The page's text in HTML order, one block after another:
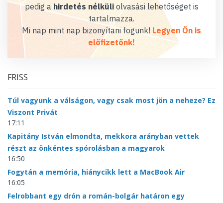
pedig a hirdetés nélküliolvasási lehetőséget is
tartalmazza.
Mi nap mint nap bizonyítani fogunk! Legyen Ön is
előfizetőnk!
FRISS
Túl vagyunk a válságon, vagy csak most jön a neheze? Ez
Viszont Privát
17:11
Kapitány István elmondta, mekkora arányban vettek
részt az önkéntes spórolásban a magyarok
16:50
Fogytán a memória, hiánycikk lett a MacBook Air
16:05
Felrobbant egy drón a román-bolgár határon egy